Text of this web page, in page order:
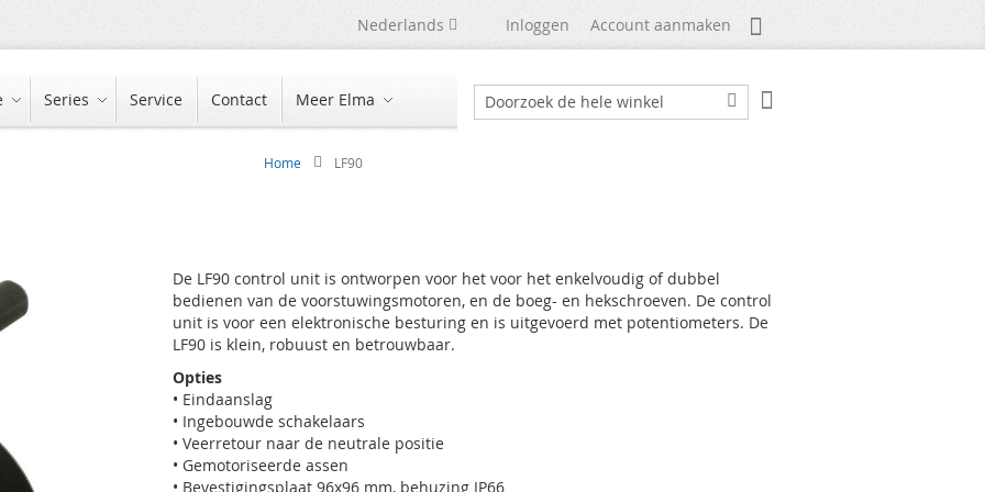
Taal
Nederlands Inloggen Account aanmaken Mijn Account
Series Service Contact
Meer Elma
Zoek
Zoek
Winkelwagen
Home LF90
De LF90 control unit is ontworpen voor het voor het enkelvoudig of dubbel
bedienen van de voorstuwingsmotoren, en de boeg- en hekschroeven. De control
unit is voor een elektronische besturing en is uitgevoerd met potentiometers. De
LF90 is klein, robuust en betrouwbaar.
Opties
• Eindaanslag
• Ingebouwde schakelaars
• Veerretour naar de neutrale positie
• Gemotoriseerde assen
• Bevestigingsplaat 96x96 mm, behuzing IP66